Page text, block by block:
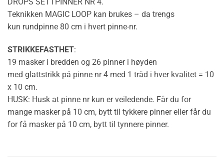
Teknikken MAGIC LOOP kan brukes – da trengs
kun rundpinne 80 cm i hvert pinne-nr.
STRIKKEFASTHET:
19 masker i bredden og 26 pinner i høyden
med glattstrikk på pinne nr 4 med 1 tråd i hver kvalitet = 10
x 10 cm.
HUSK: Husk at pinne nr kun er veiledende. Får du for
mange masker på 10 cm, bytt til tykkere pinner eller får du
for få masker på 10 cm, bytt til tynnere pinner.